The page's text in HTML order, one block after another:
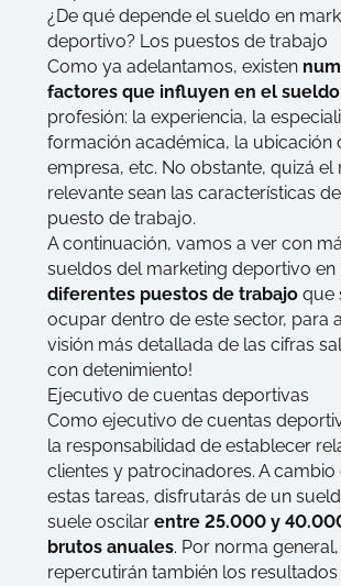
¿De qué depende el sueldo en
deportivo? Los puestos de trabajo
Como ya adelantamos, existen
factores que influyen en el sueldo
profesión: la experiencia, la
formación académica, la ubicación
empresa, etc. No obstante, quizá el
relevante sean las características
puesto de trabajo.
A continuación, vamos a ver con
sueldos del marketing deportivo en
diferentes puestos de trabajo que
ocupar dentro de este sector, para
visión más detallada de las cifras
con detenimiento!
Ejecutivo de cuentas deportivas
Como ejecutivo de cuentas
la responsabilidad de establecer
clientes y patrocinadores. A cambio
estas tareas, disfrutarás de un
suele oscilarentre 25.000 y
brutos anuales. Por norma
repercutirán también los